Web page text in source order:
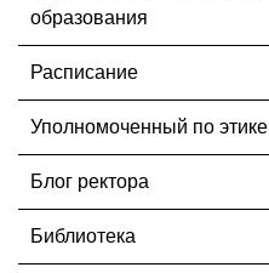
образования
Расписание
Уполномоченный по этике
Блог ректора
Библиотека